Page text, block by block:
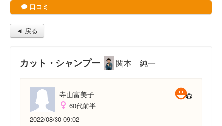
口コミ
◄ 戻る
カット・シャンプー 関本 純一
寺山富美子
60代前半
2022/08/30 09:02